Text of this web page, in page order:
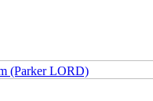
(Parker LORD)